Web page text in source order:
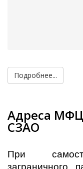
Подробнее...
Адреса
СЗАО
При
заграничного